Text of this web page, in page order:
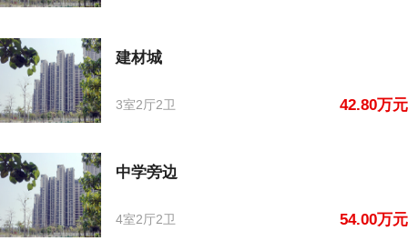
建材城
3室2厅2卫 42.80万元
中学旁边
4室2厅2卫 54.00万元